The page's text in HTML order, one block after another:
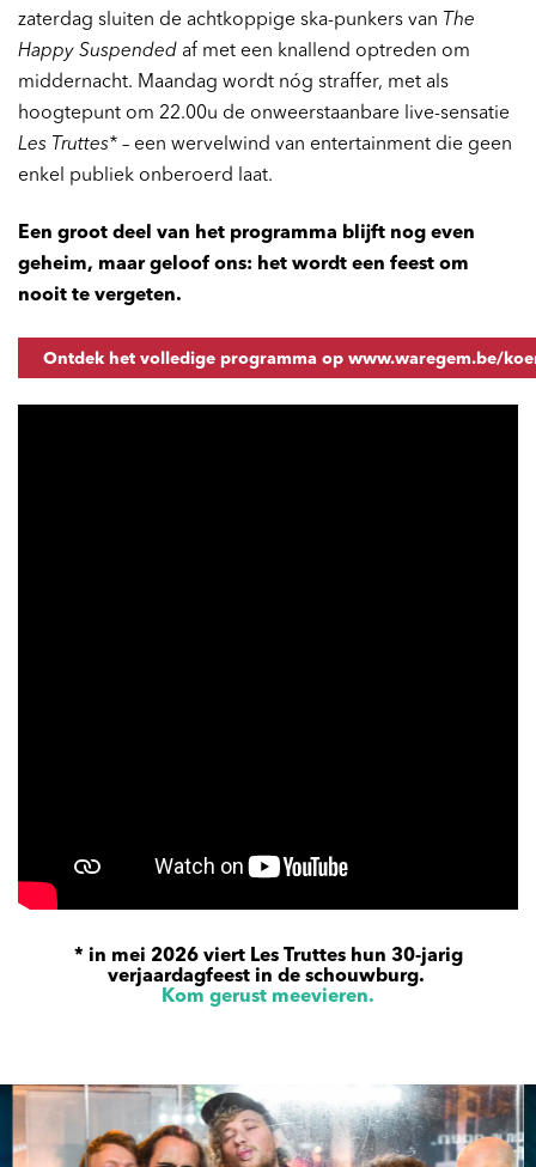
zaterdag sluiten de achtkoppige ska-punkers van The
Happy Suspended af met een knallend optreden om
middernacht. Maandag wordt nóg straffer, met als
hoogtepunt om 22.00u de onweerstaanbare live-sensatie
Les Truttes* – een wervelwind van entertainment die geen
enkel publiek onberoerd laat.
Een groot deel van het programma blijft nog even
geheim, maar geloof ons: het wordt een feest om
nooit te vergeten.
Ontdek het volledige programma op www.waregem.be/
* in mei 2026 viert Les Truttes hun 30-jarig
verjaardagfeest in de schouwburg.
Kom gerust meevieren.
Overslaan